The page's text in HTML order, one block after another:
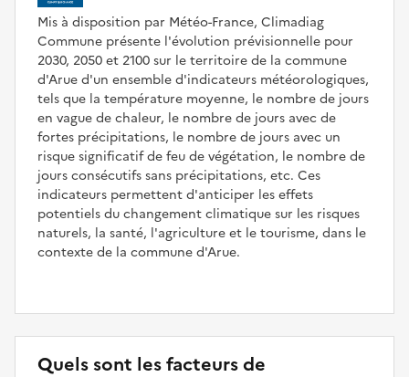
Mis à disposition par Météo-France, Climadiag
Commune présente l'évolution prévisionnelle pour
2030, 2050 et 2100 sur le territoire de la commune
d'Arue d'un ensemble d'indicateurs météorologiques,
tels que la température moyenne, le nombre de jours
en vague de chaleur, le nombre de jours avec de
fortes précipitations, le nombre de jours avec un
risque significatif de feu de végétation, le nombre de
jours consécutifs sans précipitations, etc. Ces
indicateurs permettent d'anticiper les effets
potentiels du changement climatique sur les risques
naturels, la santé, l'agriculture et le tourisme, dans le
contexte de la commune d'Arue.
Quels sont les facteurs de